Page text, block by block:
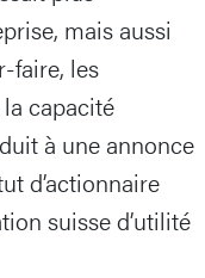
mais aussi
faire, les
capacité
à une annonce
d’actionnaire
suisse d’utilité